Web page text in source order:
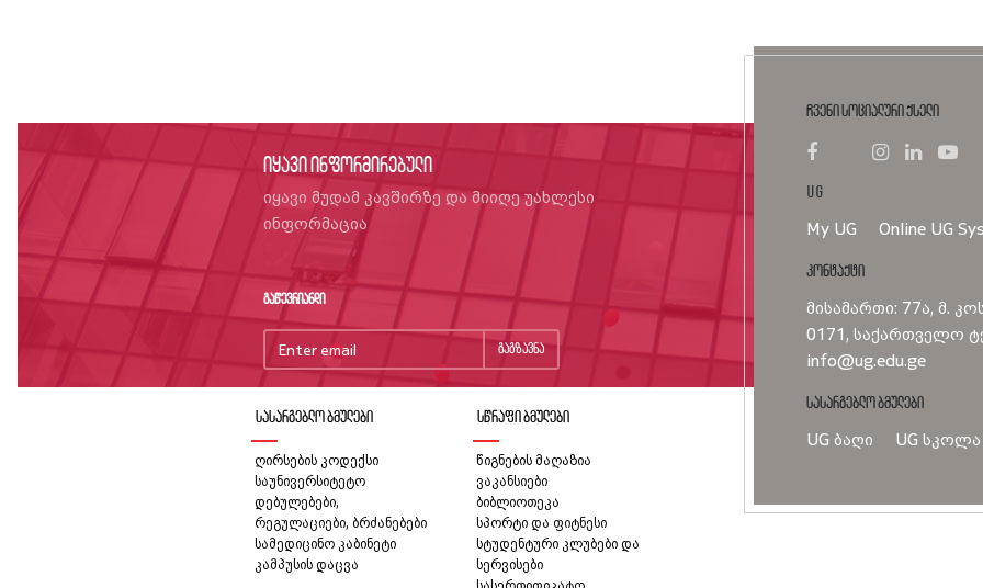
იყავი ინფორმირებული
იყავი მუდამ კავშირზე და მიიღე უახლესი
ინფორმაცია
გაწევრიანდი
გაგზავნა
ჩვენი სოციალური ქსელი
UG
My UG Online UG
კონტაქტი
მისამართი: 77ა, მ.
0171, საქართველო
info@ug.edu.ge
სასარგებლო ბმულები
UG ბაღი UG სკოლა
სასარგებლო ბმულები
ღირსების კოდექსი
საუნივერსიტეტო
დებულებები,
რეგულაციები, ბრძანებები
სამედიცინო კაბინეტი
კამპუსის დაცვა
სწრაფი ბმულები
წიგნების მაღაზია
ვაკანსიები
ბიბლიოთეკა
სპორტი და ფიტნესი
სტუდენტური კლუბები და
სერვისები
სასერთიფიკატო